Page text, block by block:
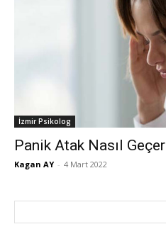
İzmir Psikolog
Panik Atak Nasıl Geçer
Kagan AY - 4 Mart 2022